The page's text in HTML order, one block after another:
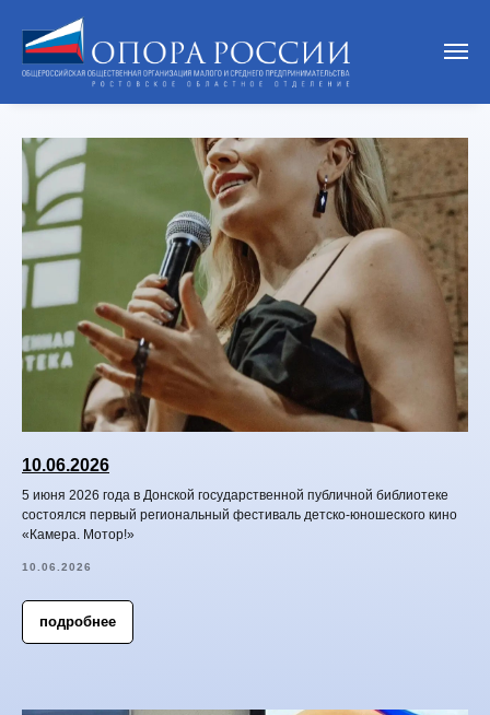
НОВОСТИ
10.06.2026
5 июня 2026 года в Донской государственной публичной библиотеке
состоялся первый региональный фестиваль детско-юношеского кино
«Камера. Мотор!»
10.06.2026
подробнее